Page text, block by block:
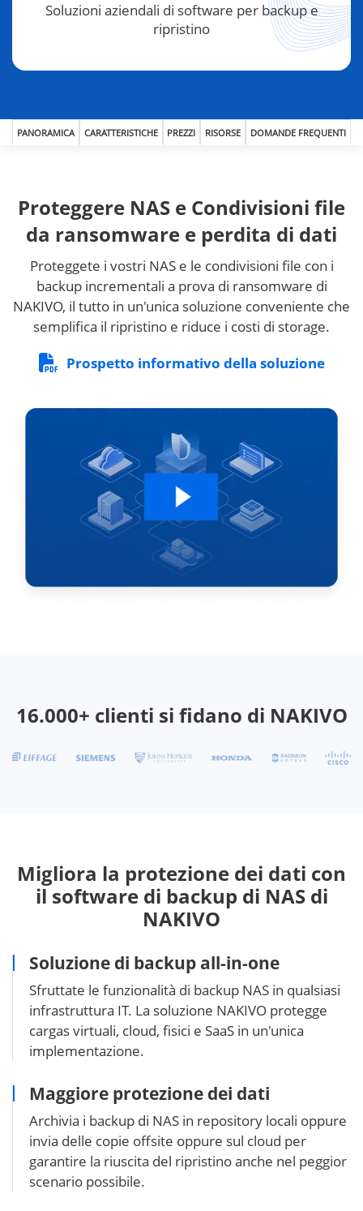
Soluzioni aziendali di software per backup e
ripristino
PANORAMICA CARATTERISTICHE PREZZI RISORSE DOMANDE FREQUENTI
Proteggere NAS e Condivisioni file
da ransomware e perdita di dati
Proteggete i vostri NAS e le condivisioni file con i
backup incrementali a prova di ransomware di
NAKIVO, il tutto in un'unica soluzione conveniente che
semplifica il ripristino e riduce i costi di storage.
Prospetto informativo della soluzione
16.000+ clienti si fidano di NAKIVO
Migliora la protezione dei dati con
il software di backup di NAS di
NAKIVO
Soluzione di backup all-in-one
Sfruttate le funzionalità di backup NAS in qualsiasi
infrastruttura IT. La soluzione NAKIVO protegge
cargas virtuali, cloud, fisici e SaaS in un'unica
implementazione.
Maggiore protezione dei dati
Archivia i backup di NAS in repository locali oppure
invia delle copie offsite oppure sul cloud per
garantire la riuscita del ripristino anche nel peggior
scenario possibile.